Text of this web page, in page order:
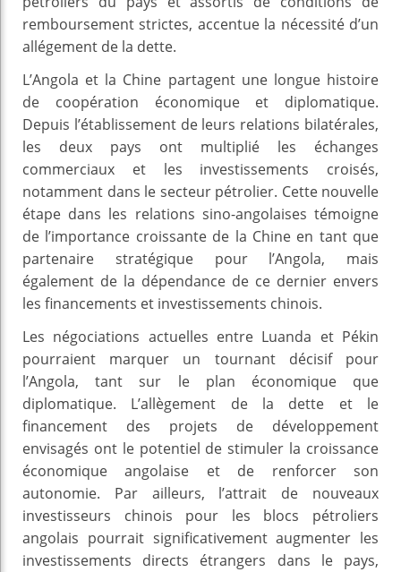
remboursement strictes, accentue la nécessité d’un
allégement de la dette.
L’Angola et la Chine partagent une longue histoire
de coopération économique et diplomatique.
Depuis l’établissement de leurs relations bilatérales,
les deux pays ont multiplié les échanges
commerciaux et les investissements croisés,
notamment dans le secteur pétrolier. Cette nouvelle
étape dans les relations sino-angolaises témoigne
de l’importance croissante de la Chine en tant que
partenaire stratégique pour l’Angola, mais
également de la dépendance de ce dernier envers
les financements et investissements chinois.
Les négociations actuelles entre Luanda et Pékin
pourraient marquer un tournant décisif pour
l’Angola, tant sur le plan économique que
diplomatique. L’allègement de la dette et le
financement des projets de développement
envisagés ont le potentiel de stimuler la croissance
économique angolaise et de renforcer son
autonomie. Par ailleurs, l’attrait de nouveaux
investisseurs chinois pour les blocs pétroliers
angolais pourrait significativement augmenter les
investissements directs étrangers dans le pays,